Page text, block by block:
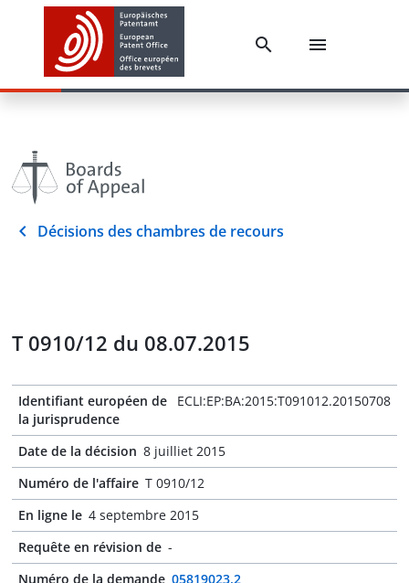
Décisions des chambres de recours
T 0910/12 du 08.07.2015
Identifiant européen de
la jurisprudence
ECLI:EP:BA:2015:T091012.20150708
Date de la décision 8 juilliet 2015
Numéro de l'affaire T 0910/12
En ligne le 4 septembre 2015
Requête en révision de -
Numéro de la demande 05819023.2